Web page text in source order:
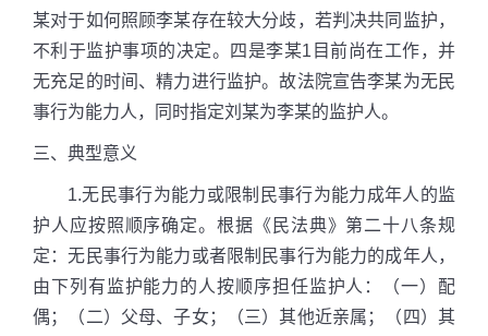
某对于如何照顾李某存在较大分歧，若判决共同监护，
不利于监护事项的决定。四是李某1目前尚在工作，并
无充足的时间、精力进行监护。故法院宣告李某为无民
事行为能力人，同时指定刘某为李某的监护人。
三、典型意义
1.无民事行为能力或限制民事行为能力成年人的监
护人应按照顺序确定。根据《民法典》第二十八条规
定：无民事行为能力或者限制民事行为能力的成年人，
由下列有监护能力的人按顺序担任监护人：（一）配
偶；（二）父母、子女；（三）其他近亲属；（四）其